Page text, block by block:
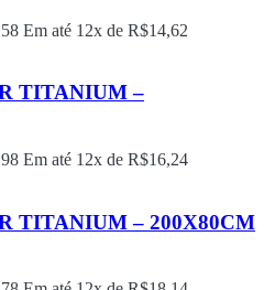
Em até 12x de R$14,62
TITANIUM –
Em até 12x de R$16,24
TITANIUM – 200X80CM